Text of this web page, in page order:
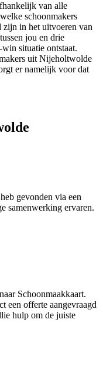
van alle
schoonmakers
in het uitvoeren van
jou en drie
situatie ontstaat.
uit Nijeholtwolde
er namelijk voor dat
gevonden via een
samenwerking ervaren.
Schoonmaakkaart.
een offerte aangevraagd
hulp om de juiste